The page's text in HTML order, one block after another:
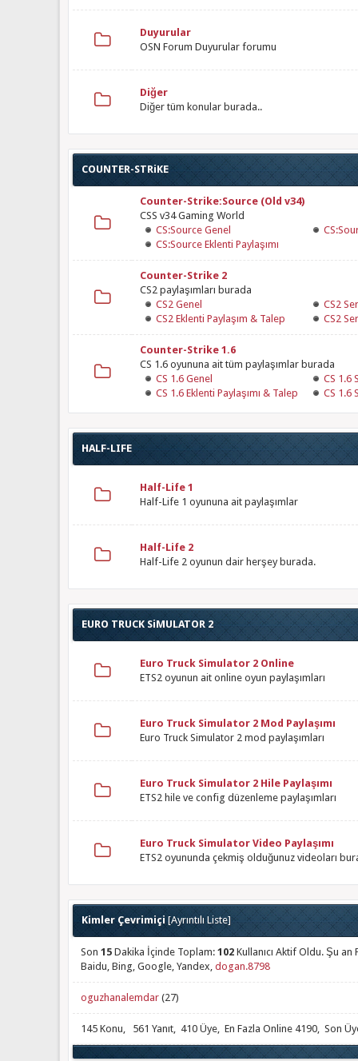
Duyurular
OSN Forum Duyurular forumu
Diğer
Diğer tüm konular burada..
COUNTER-STRiKE
Counter-Strike:Source (Old v34)
CSS v34 Gaming World
CS:Source Genel
CS:Source Eklenti Paylaşımı
Counter-Strike 2
CS2 paylaşımları burada
CS2 Genel
CS2
CS2 Eklenti Paylaşım & Talep
CS2
Counter-Strike 1.6
CS 1.6 oyununa ait tüm paylaşımlar burada
CS 1.6 Genel
CS 1.6
CS 1.6 Eklenti Paylaşımı & Talep
CS 1.6
HALF-LIFE
Half-Life 1
Half-Life 1 oyununa ait paylaşımlar
Half-Life 2
Half-Life 2 oyunun dair herşey burada.
EURO TRUCK SiMULATOR 2
Euro Truck Simulator 2 Online
ETS2 oyunun ait online oyun paylaşımları
Euro Truck Simulator 2 Mod Paylaşımı
Euro Truck Simulator 2 mod paylaşımları
Euro Truck Simulator 2 Hile Paylaşımı
ETS2 hile ve config düzenleme paylaşımları
Euro Truck Simulator Video Paylaşımı
ETS2 oyununda çekmiş olduğunuz videoları
Kimler Çevrimiçi [Ayrıntılı Liste]
Son 15Dakika İçinde Toplam: 102Kullanıcı Aktif Oldu. Şu an
Baidu, Bing, Google, Yandex, dogan.8798
oguzhanalemdar(27)
145 Konu, 561 Yanıt, 410 Üye, En Fazla Online 4190, Son